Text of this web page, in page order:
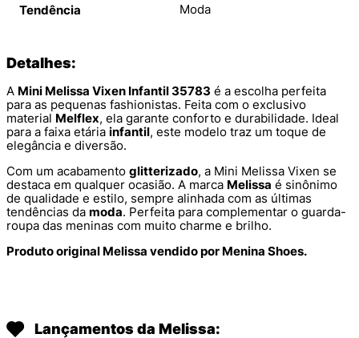
Tendência Moda
Detalhes:
A Mini Melissa Vixen Infantil 35783 é a escolha perfeita
para as pequenas fashionistas. Feita com o exclusivo
material Melflex, ela garante conforto e durabilidade. Ideal
para a faixa etária infantil, este modelo traz um toque de
elegância e diversão.
Com um acabamento glitterizado, a Mini Melissa Vixen se
destaca em qualquer ocasião. A marca Melissa é sinônimo
de qualidade e estilo, sempre alinhada com as últimas
tendências da moda. Perfeita para complementar o guarda-
roupa das meninas com muito charme e brilho.
Produto original Melissa vendido por Menina Shoes.
Lançamentos da Melissa: